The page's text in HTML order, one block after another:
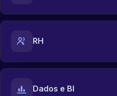
RH
Dados e BI